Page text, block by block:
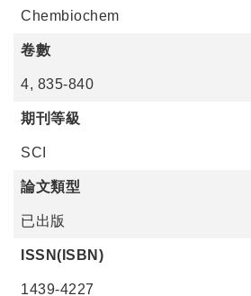
Chembiochem
卷數
4, 835-840
期刊等級
SCI
論文類型
已出版
ISSN(ISBN)
1439-4227